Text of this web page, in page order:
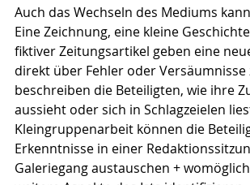
Auch das Wechseln des Mediums
Eine Zeichnung, eine kleine
fiktiver Zeitungsartikel geben eine
direkt über Fehler oder Versäumnisse
beschreiben die Beteiligten, wie ihre
aussieht oder sich in Schlagzeielen
Kleingruppenarbeit können die
Erkenntnisse in einer
Galeriegang austauschen +